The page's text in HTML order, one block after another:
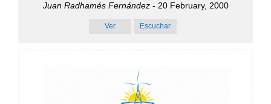
Juan Radhamés Fernández- 20 February, 2000
Ver Escuchar